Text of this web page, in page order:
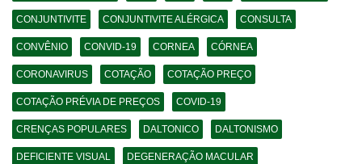
CONJUNTIVITE CONJUNTIVITE ALÉRGICA CONSULTA
CONVÊNIO CONVID-19 CORNEA CÓRNEA
CORONAVIRUS COTAÇÃO COTAÇÃO PREÇO
COTAÇÃO PRÉVIA DE PREÇOS COVID-19
CRENÇAS POPULARES DALTONICO DALTONISMO
DEFICIENTE VISUAL DEGENERAÇÃO MACULAR